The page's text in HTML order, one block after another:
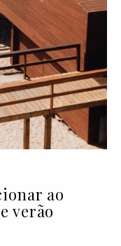
ao
verão